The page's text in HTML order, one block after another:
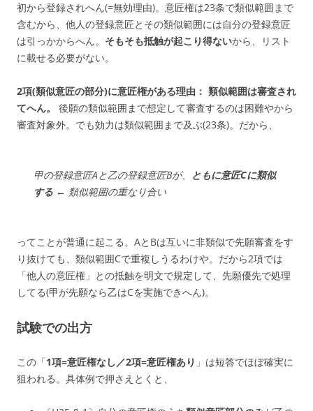
初から登録されへん(=無効理由)。意匠権は23条で類似範囲まで
含むから、他人の登録意匠とその類似範囲には自分の登録意匠
は引っかからへん。 そもそも抵触が起こり得ないから、リスト
に載せる必要がない。
2項(類似意匠の部分)に意匠権がある理由： 類似範囲は審査され
てへん。
後願の類似範囲まで想定して審査するのは困難やから
審査対象外。でも効力は類似範囲まで及ぶ(23条)。だから、
甲の登録意匠Aと乙の登録意匠Bが、
ともに意匠Cに類似
する ← 類似範囲の重なり合い
ってことが普通に起こる。AとBは互いに非類似で先願審査をす
り抜けても、類似範囲Cで重複しうるわけや。だから2項では
「他人の意匠権」との抵触を明文で規定して、先願優先で処理
してる(甲が先願なら乙はCを実施できへん)。
試験での出方
この「1項=意匠権なし／2項=意匠権あり 」は短答でほぼ確実に
狙われる。具体例で押さえとくと、